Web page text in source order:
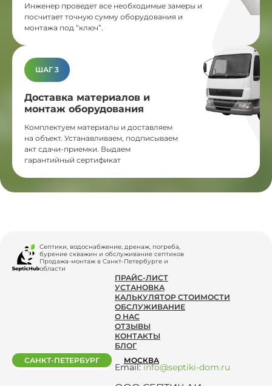
Инженер проведет все необходимые замеры и
посчитает точную сумму оборудования и
монтажа под “ключ”.
ШАГ 3
Доставка материалов и
монтаж оборудования
Комплектуем материалы и доставляем
на объект. Устанавливаем, подписываем
акт сдачи-приемки. Выдаем
гарантийный сертификат
Септики, водоснабжение, дренаж, погреба,
бурение скважин и обслуживание септиков
Продажа-монтаж в Санкт-Петербурге и
области
ПРАЙС-ЛИСТ
УСТАНОВКА
КАЛЬКУЛЯТОР СТОИМОСТИ
ОБСЛУЖИВАНИЕ
О НАС
ОТЗЫВЫ
КОНТАКТЫ
БЛОГ
Email:info@septiki-dom.ru
САНКТ-ПЕТЕРБУРГ МОСКВА